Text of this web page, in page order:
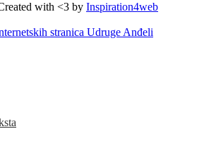
with <3 by Inspiration4web
stranica Udruge Anđeli